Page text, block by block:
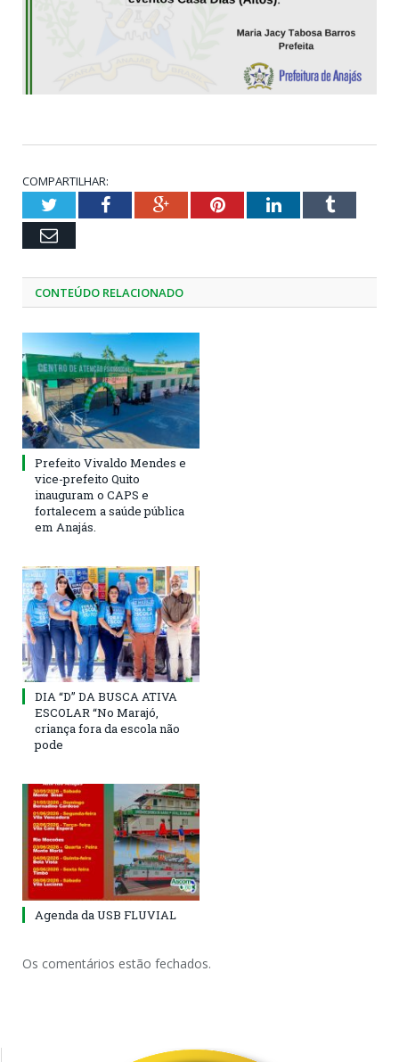
COMPARTILHAR:
TwitterFacebookGoogle+PinterestLinkedInTumblr
Email
CONTEÚDO RELACIONADO
Prefeito Vivaldo Mendes e
vice-prefeito Quito
inauguram o CAPS e
fortalecem a saúde pública
em Anajás.
DIA “D” DA BUSCA ATIVA
ESCOLAR “No Marajó,
criança fora da escola não
pode
Agenda da USB FLUVIAL
Os comentários estão fechados.